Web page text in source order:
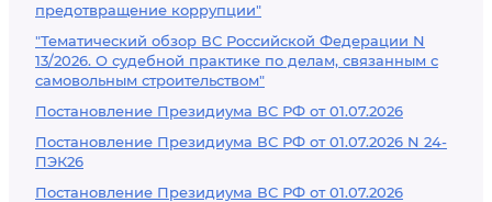
предотвращение коррупции"
"Тематический обзор ВС Российской Федерации N
13/2026. О судебной практике по делам, связанным с
самовольным строительством"
Постановление Президиума ВС РФ от 01.07.2026
Постановление Президиума ВС РФ от 01.07.2026 N 24-
ПЭК26
Постановление Президиума ВС РФ от 01.07.2026